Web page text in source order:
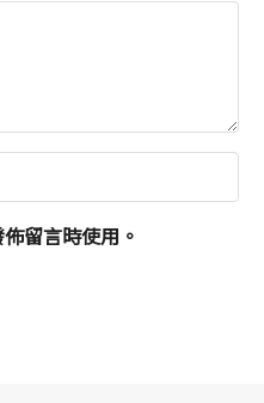
留言時使用。